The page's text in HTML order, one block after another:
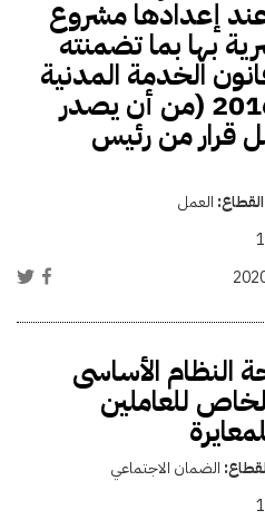
عند إعدادها مشروع
بها بما تضمنته
من قانون الخدمة المدنية
رقم (81) لسنة 2016 (من أن يصدر
قرار من رئيس
العمل
النظام الأساسى
للعاملين
الضمان الاجتماعي